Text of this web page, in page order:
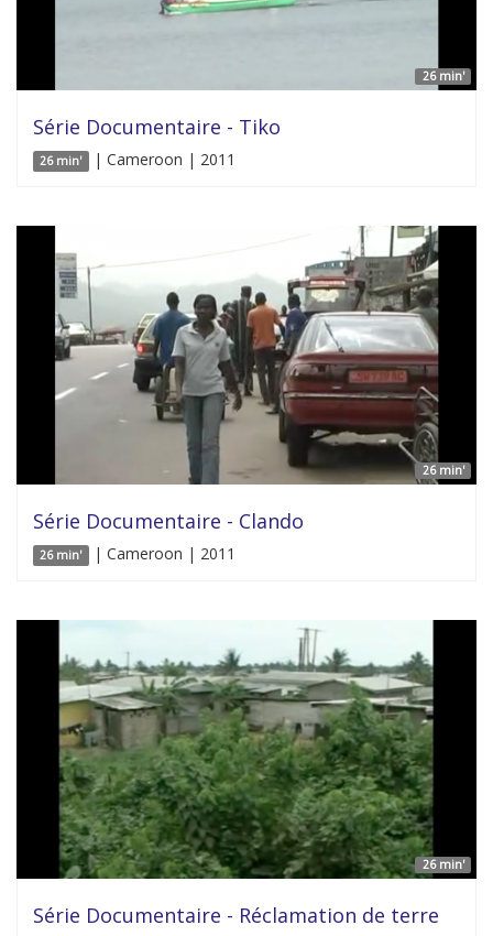
26 min'
Série Documentaire - Tiko
26 min' | Cameroon | 2011
26 min'
Série Documentaire - Clando
26 min' | Cameroon | 2011
26 min'
Série Documentaire - Réclamation de terre